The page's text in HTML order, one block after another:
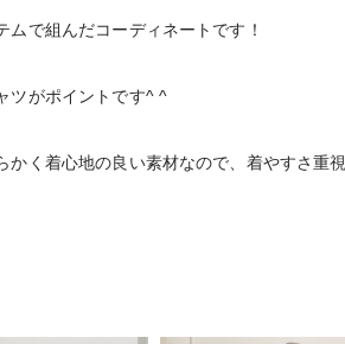
ムで組んだコーディネートです！
ツがポイントです^ ^
かく着心地の良い素材なので、着やすさ重視